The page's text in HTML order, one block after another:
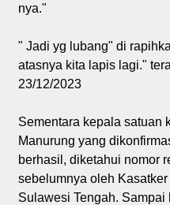
nya."
" Jadi yg lubang" di
atasnya kita lapis lagi."
23/12/2023
Sementara kepala satuan
Manurung yang
berhasil, diketahui nomor
sebelumnya oleh
Sulawesi Tengah.